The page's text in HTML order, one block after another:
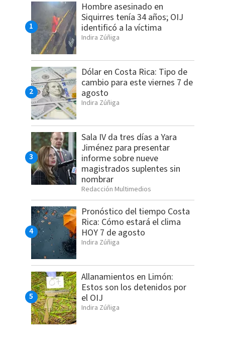
Hombre asesinado en
Siquirres tenía 34 años; OIJ
identificó a la víctima
Indira Zúñiga
Dólar en Costa Rica: Tipo de
cambio para este viernes 7 de
agosto
Indira Zúñiga
Sala IV da tres días a Yara
Jiménez para presentar
informe sobre nueve
magistrados suplentes sin
nombrar
Redacción Multimedios
Pronóstico del tiempo Costa
Rica: Cómo estará el clima
HOY 7 de agosto
Indira Zúñiga
Allanamientos en Limón:
Estos son los detenidos por
el OIJ
Indira Zúñiga